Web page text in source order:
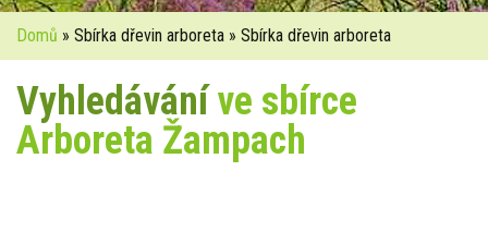
Domů » Sbírka dřevin arboreta » Sbírka dřevin arboreta
Vyhledáváníve sbírce
Arboreta Žampach